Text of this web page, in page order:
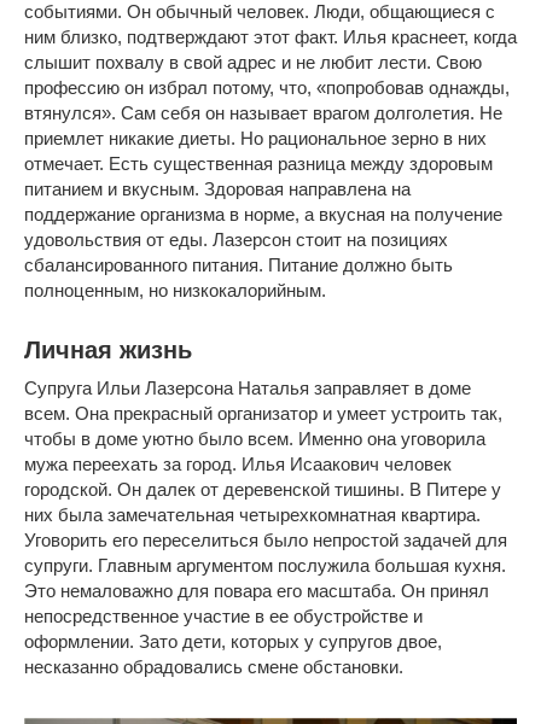
событиями. Он обычный человек. Люди, общающиеся с
ним близко, подтверждают этот факт. Илья краснеет, когда
слышит похвалу в свой адрес и не любит лести. Свою
профессию он избрал потому, что, «попробовав однажды,
втянулся». Сам себя он называет врагом долголетия. Не
приемлет никакие диеты. Но рациональное зерно в них
отмечает. Есть существенная разница между здоровым
питанием и вкусным. Здоровая направлена на
поддержание организма в норме, а вкусная на получение
удовольствия от еды. Лазерсон стоит на позициях
сбалансированного питания. Питание должно быть
полноценным, но низкокалорийным.
Личная жизнь
Супруга Ильи Лазерсона Наталья заправляет в доме
всем. Она прекрасный организатор и умеет устроить так,
чтобы в доме уютно было всем. Именно она уговорила
мужа переехать за город. Илья Исаакович человек
городской. Он далек от деревенской тишины. В Питере у
них была замечательная четырехкомнатная квартира.
Уговорить его переселиться было непростой задачей для
супруги. Главным аргументом послужила большая кухня.
Это немаловажно для повара его масштаба. Он принял
непосредственное участие в ее обустройстве и
оформлении. Зато дети, которых у супругов двое,
несказанно обрадовались смене обстановки.